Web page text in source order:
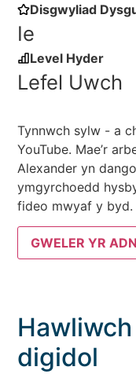
Disgwyliad
Ie
Level Hyder
Lefel Uwch
Tynnwch sylw - a
YouTube. Mae’r
Alexander yn
ymgyrchoedd
fideo mwyaf y byd.
GWELER YR
digidol